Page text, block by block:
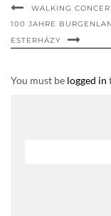
WALKING
100 JAHRE
ESTERHÁZY
You must be logged in